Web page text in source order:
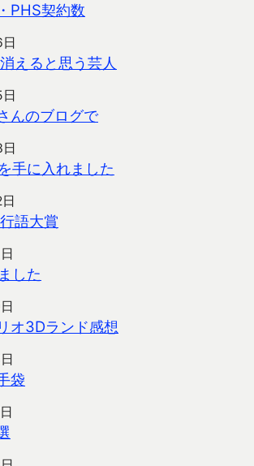
PHS契約数
えると思う芸人
んのブログで
手に入れました
語大賞
した
オ3Dランド感想
袋